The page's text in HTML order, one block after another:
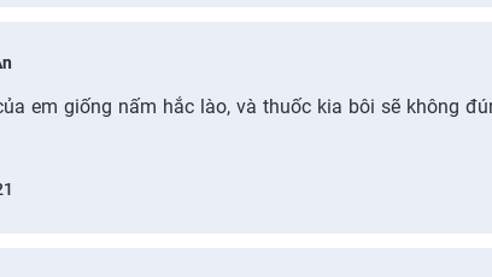
em giống nấm hắc lào, và thuốc kia bôi sẽ không